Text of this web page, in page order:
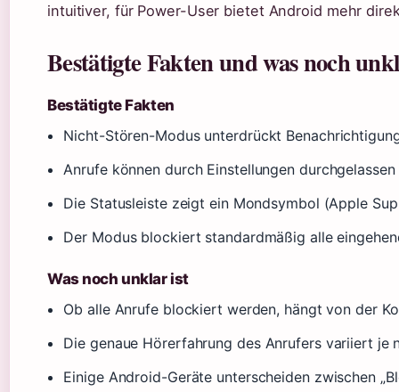
intuitiver, für Power-User bietet Android mehr
Bestätigte Fakten und was noch
Bestätigte Fakten
Nicht-Stören-Modus unterdrückt
Anrufe können durch Einstellungen
Die Statusleiste zeigt ein Mondsymbol (Apple
Der Modus blockiert standardmäßig alle
Was noch unklar ist
Ob alle Anrufe blockiert werden, hängt von der
Die genaue Hörerfahrung des Anrufers variiert je
Einige Android-Geräte unterscheiden zwischen